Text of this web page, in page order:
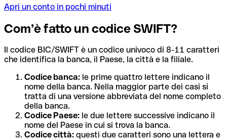
Apri un conto in pochi minuti
Com’è fatto un codice SWIFT?
Il codice BIC/SWIFT è un codice univoco di 8-11 caratteri
che identifica la banca, il Paese, la città e la filiale.
Codice banca: le prime quattro lettere indicano il
nome della banca. Nella maggior parte dei casi si
tratta di una versione abbreviata del nome completo
della banca.
Codice Paese: le due lettere successive indicano il
nome del Paese in cui si trova la banca.
Codice città: questi due caratteri sono una lettera e